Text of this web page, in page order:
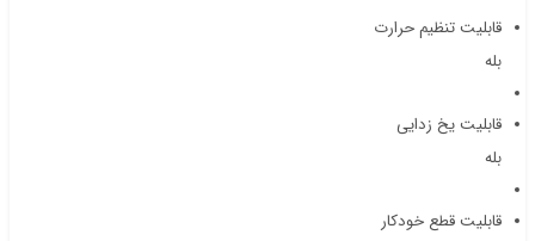
قابلیت تنظیم حرارت
بله
قابلیت یخ زدایی
بله
قابلیت قطع خودکار